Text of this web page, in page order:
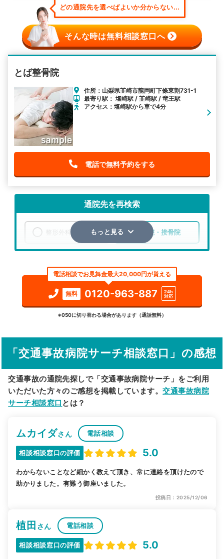
どの通院先を選べばよいか分からない...
そんな時は無料相談窓口へ
とば整骨院
住所：山梨県韮崎市龍岡町下條東割731-1
最寄り駅： 塩崎駅 / 韮崎駅 / 竜王駅
アクセス：塩崎駅から車で4分
電話で無料予約をする
通院先を再検索
整形外科 整骨院・接骨院
検索する
詳細条件で絞り込む
駅から探す 院名から探す
もっと見る
電話相談でお見舞金最大20,000円が貰える
無料 0120-963-887
24h
対応
※050に切り替わる場合があります（通話無料）
「交通事故病院サーチ相談窓口」の感想
交通事故の通院先探しで「交通事故病院サーチ」をご利用
いただいた方々のご感想を掲載しています。交通事故病院
サーチ相談窓口 とは？
ムカイダさん 電話相談
相談相談窓口の評価 5.0
わからないことなど細かく教えて頂き、常に連絡を頂けたので
助かりました。有難う御座いました。
投稿日：2025/12/06
植田 さん 電話相談
相談相談窓口の評価 5.0